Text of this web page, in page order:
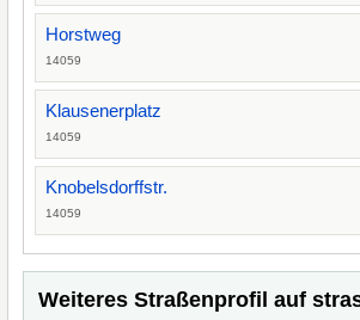
Horstweg
14059
Klausenerplatz
14059
Knobelsdorffstr.
14059
Weiteres Straßenprofil auf